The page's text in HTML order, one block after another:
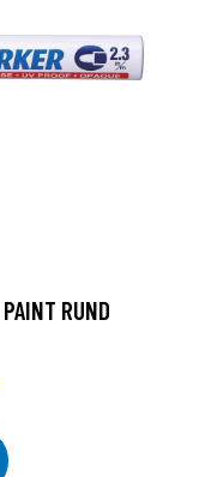
RUND